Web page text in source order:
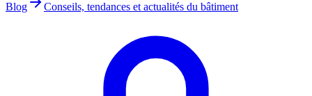
Blog Conseils, tendances et actualités du bâtiment